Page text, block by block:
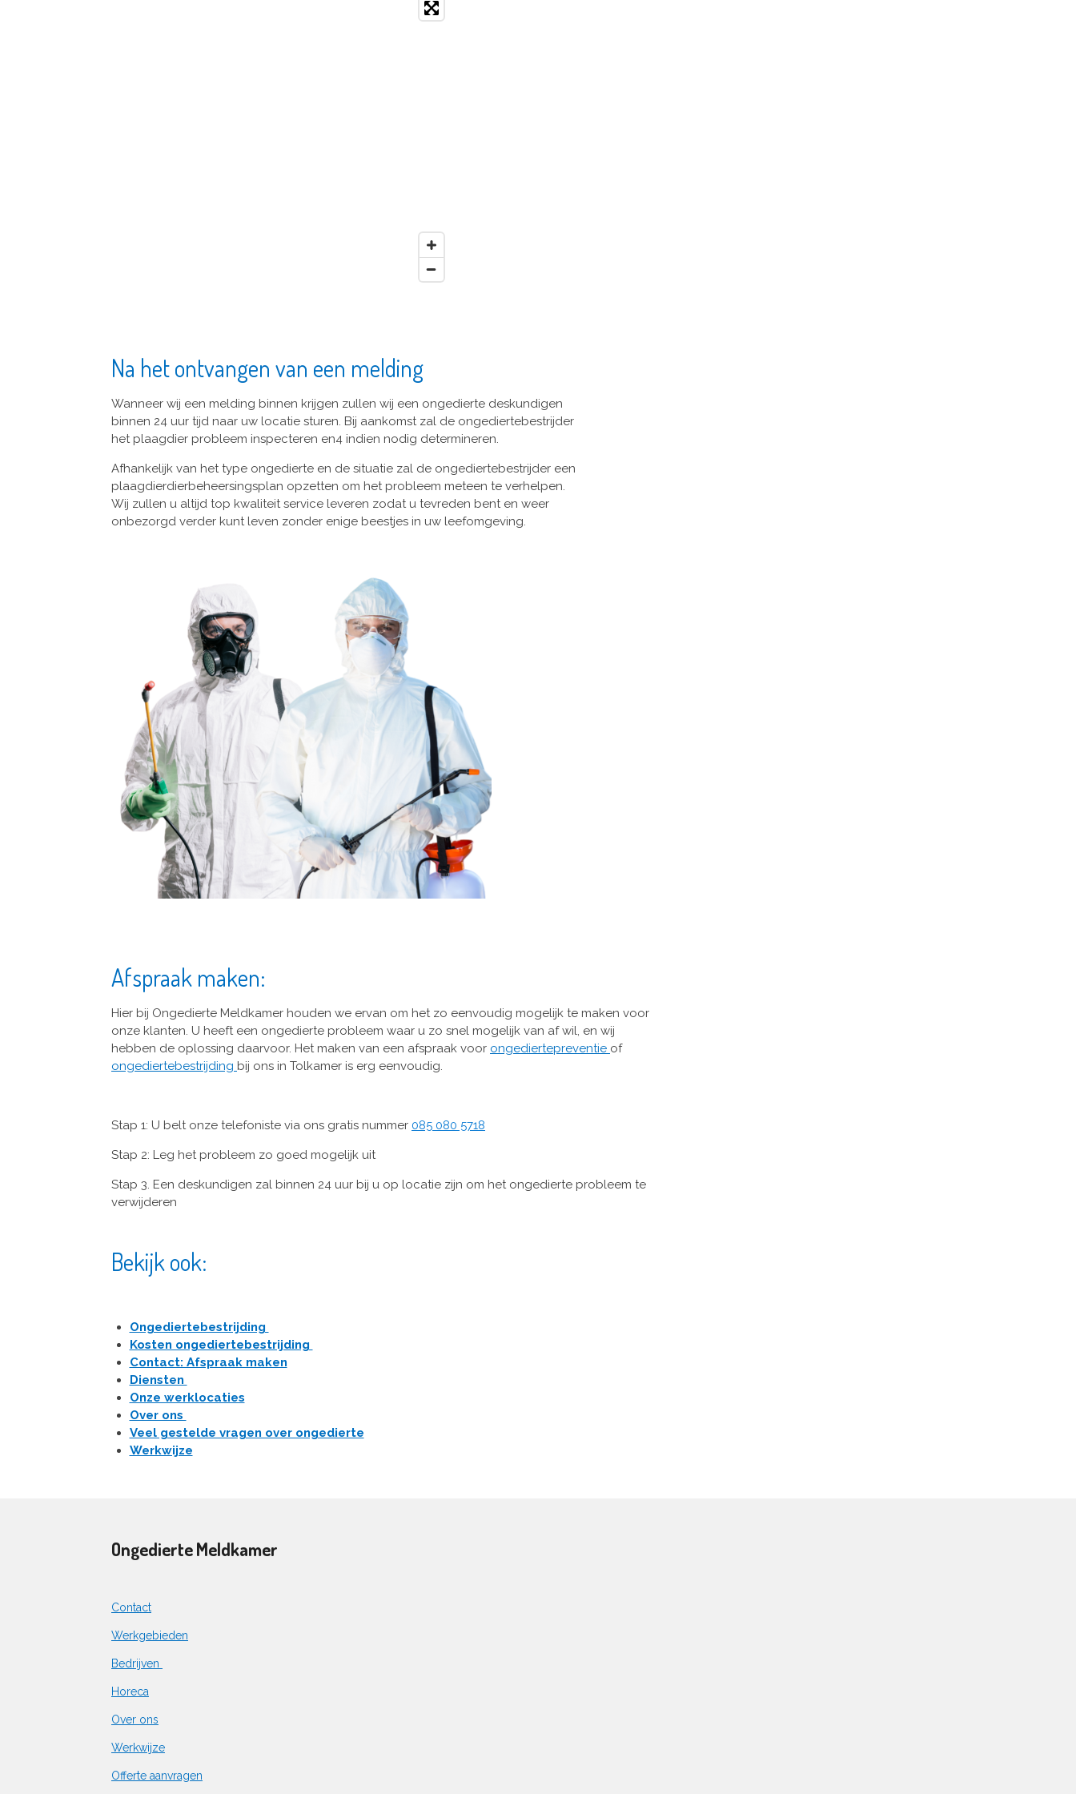
Na het ontvangen van een melding
Wanneer wij een melding binnen krijgen zullen wij een ongedierte deskundigen
binnen 24 uur tijd naar uw locatie sturen. Bij aankomst zal de ongediertebestrijder
het plaagdier probleem inspecteren en4 indien nodig determineren.
Afhankelijk van het type ongedierte en de situatie zal de ongediertebestrijder een
plaagdierdierbeheersingsplan opzetten om het probleem meteen te verhelpen.
Wij zullen u altijd top kwaliteit service leveren zodat u tevreden bent en weer
onbezorgd verder kunt leven zonder enige beestjes in uw leefomgeving.
Afspraak maken:
Hier bij Ongedierte Meldkamer houden we ervan om het zo eenvoudig mogelijk te maken voor
onze klanten. U heeft een ongedierte probleem waar u zo snel mogelijk van af wil, en wij
hebben de oplossing daarvoor. Het maken van een afspraak voor ongediertepreventie of
ongediertebestrijding bij ons in Tolkamer is erg eenvoudig.
Stap 1: U belt onze telefoniste via ons gratis nummer 085 080 5718
Stap 2: Leg het probleem zo goed mogelijk uit
Stap 3. Een deskundigen zal binnen 24 uur bij u op locatie zijn om het ongedierte probleem te
verwijderen
Bekijk ook:
Ongediertebestrijding
Kosten ongediertebestrijding
Contact: Afspraak maken
Diensten
Onze werklocaties
Over ons
Veel gestelde vragen over ongedierte
Werkwijze
Ongedierte Meldkamer
Contact
Werkgebieden
Bedrijven
Horeca
Over ons
Werkwijze
Offerte aanvragen